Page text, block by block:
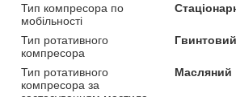
Тип компресора по
мобільності
Тип ротативного
компресора
Гвинтовий
Тип ротативного
компресора за
Масляний